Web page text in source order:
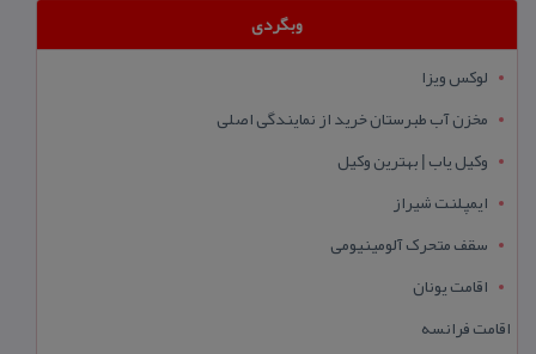
وبگردی
لوکس ویزا
مخزن آب طبرستان خرید از نمایندگی اصلی
وکیل یاب | بهترین وکیل
ایمپلنت شیراز
سقف متحرک آلومینیومی
اقامت یونان
اقامت فرانسه